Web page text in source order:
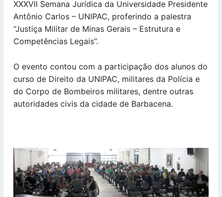
XXXVII Semana Jurídica da Universidade Presidente
Antônio Carlos – UNIPAC, proferindo a palestra
“Justiça Militar de Minas Gerais – Estrutura e
Competências Legais”.
O evento contou com a participação dos alunos do
curso de Direito da UNIPAC, militares da Polícia e
do Corpo de Bombeiros militares, dentre outras
autoridades civis da cidade de Barbacena.